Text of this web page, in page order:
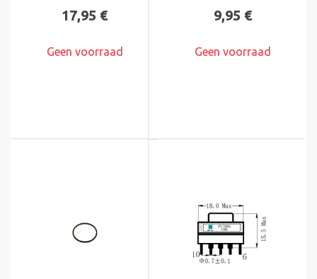
17,95 €
Geen voorraad
9,95 €
Geen voorraad